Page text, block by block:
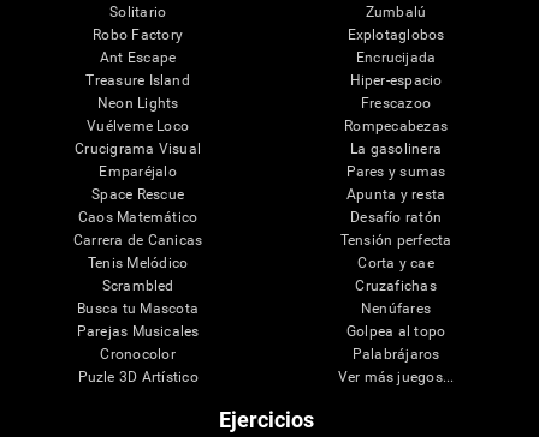
Solitario
Robo Factory
Ant Escape
Treasure Island
Neon Lights
Vuélveme Loco
Crucigrama Visual
Emparéjalo
Space Rescue
Caos Matemático
Carrera de Canicas
Tenis Melódico
Scrambled
Busca tu Mascota
Parejas Musicales
Cronocolor
Puzle 3D Artístico
Zumbalú
Explotaglobos
Encrucijada
Hiper-espacio
Frescazoo
Rompecabezas
La gasolinera
Pares y sumas
Apunta y resta
Desafío ratón
Tensión perfecta
Corta y cae
Cruzafichas
Nenúfares
Golpea al topo
Palabrájaros
Ver más juegos...
Ejercicios